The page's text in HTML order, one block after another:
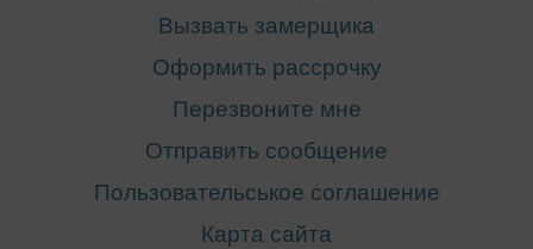
Вызвать замерщика
Оформить рассрочку
Перезвоните мне
Отправить сообщение
Пользовательськое соглашение
Карта сайта